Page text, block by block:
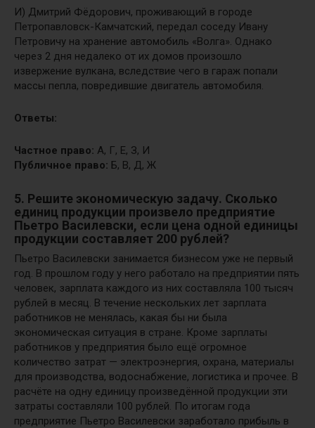
И) Дмитрий Фёдорович, проживающий в городе
Петропавловск-Камчатский, передал соседу Ивану
Петровичу на хранение автомобиль «Волга». Однако
через 2 дня недалеко от их домов произошло
извержение вулкана, вследствие чего в гараж попали
массы пепла, повредившие двигатель автомобиля.
Ответы:
Частное право: А, Г, Е, З, И
Публичное право: Б, В, Д, Ж
5. Решите экономическую задачу. Сколько
единиц продукции произвело предприятие
Пьетро Василевски, если цена одной единицы
продукции составляет 200 рублей?
Пьетро Василевски занимается бизнесом уже не первый
год. В прошлом году у него работало на предприятии пять
человек, зарплата каждого из них составляла 100 тысяч
рублей в месяц. В течение нескольких лет зарплата
работников не менялась, какая бы ни была
экономическая ситуация в стране. Кроме зарплаты
работников у предприятия было ещё огромное
количество затрат — электроэнергия, охрана, материалы
для производства, водоснабжение, логистика и прочее. В
расчёте на одну единицу произведённой продукции эти
затраты составляли 100 рублей. По итогам года
предприятие Пьетро Василевски заработало прибыль в